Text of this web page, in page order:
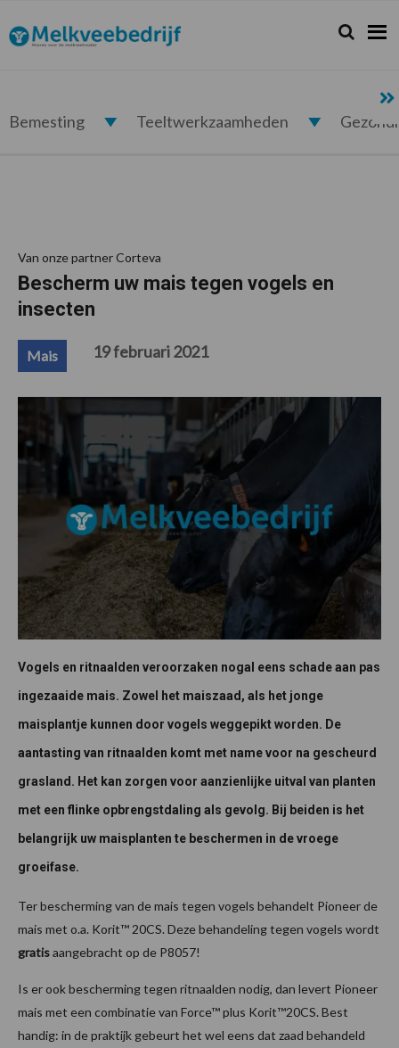
de
hoofdnavigatie
de
hoofd
de
eerste
de
voettekst
Melkveebedrijf.nl Zoeken...
Zoek
Bemesting Teeltwerkzaamheden
Van onze partner Corteva
Bescherm uw mais tegen vogels en
insecten
Mais 19 februari 2021
Vogels en ritnaalden veroorzaken nogal eens schade aan pas
ingezaaide mais. Zowel het maiszaad, als het jonge
maisplantje kunnen door vogels weggepikt worden. De
aantasting van ritnaalden komt met name voor na gescheurd
grasland. Het kan zorgen voor aanzienlijke uitval van planten
met een flinke opbrengstdaling als gevolg. Bij beiden is het
belangrijk uw maisplanten te beschermen in de vroege
groeifase.
Ter bescherming van de mais tegen vogels behandelt Pioneer de
mais met o.a. Korit™ 20CS. Deze behandeling tegen vogels wordt
gratisaangebracht op de P8057!
Is er ook bescherming tegen ritnaalden nodig, dan levert Pioneer
mais met een combinatie van Force™ plus Korit™20CS. Best
handig: in de praktijk gebeurt het wel eens dat zaad behandeld